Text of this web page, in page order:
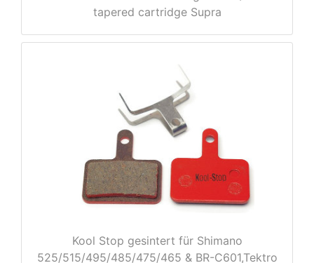
tapered cartridge Supra
Kool Stop gesintert für Shimano
525/515/495/485/475/465 & BR-C601,Tektro